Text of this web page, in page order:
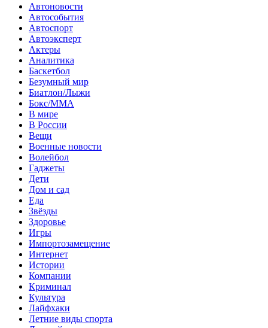
Автоновости
Автособытия
Автоспорт
Автоэксперт
Актеры
Аналитика
Баскетбол
Безумный мир
Биатлон/Лыжи
Бокс/MMA
В мире
В России
Вещи
Военные новости
Волейбол
Гаджеты
Дети
Дом и сад
Еда
Звёзды
Здоровье
Игры
Импортозамещение
Интернет
Истории
Компании
Криминал
Культура
Лайфхаки
Летние виды спорта